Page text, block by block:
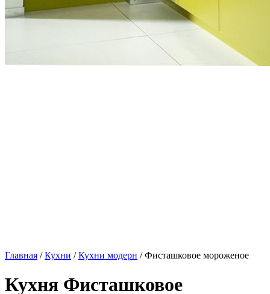
Главная /Кухни /Кухни модерн / Фисташковое мороженое
Кухня Фисташковое